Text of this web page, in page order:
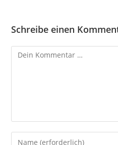
Schreibe einen
Kommentar
Gib